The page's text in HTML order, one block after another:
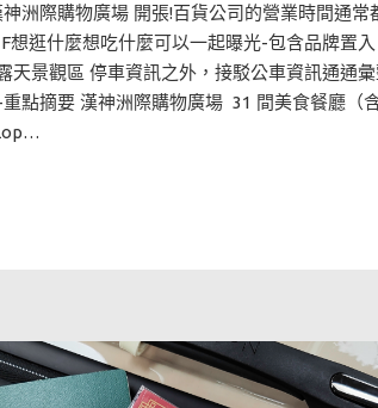
神洲際購物廣場 開張!百貨公司的營業時間通常
想逛什麼想吃什麼可以一起曝光-包含品牌置
天景觀區 停車資訊之外，接駁公車資訊通通彙
點摘要 漢神洲際購物廣場 31 間美食餐廳（